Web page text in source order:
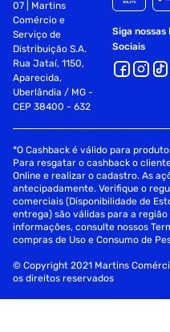
07 | Martins
Comércio e
Serviço de
Distribuição S.A.
Rua Jataí, 1150,
Aparecida,
Uberlândia / MG -
CEP 38400 - 632
Siga nossas
Sociais
*O Cashback é válido para
Para resgatar o cashback o
Online e realizar o cadastro. As
antecipadamente. Verifique o
comerciais (Disponibilidade de
entrega) são válidas para a
informações, consulte nossos
compras de Uso e Consumo de
© Copyright 2021 Martins
os direitos reservados